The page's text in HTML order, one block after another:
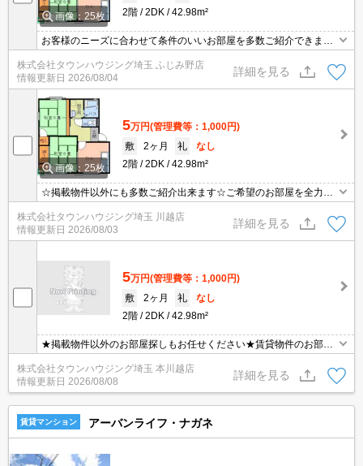
画像：25枚
2階
2DK 42.98m²
お客様のニーズに合わせて条件のいいお部屋を多数ご紹介できます♪
情報数No.1のタウンハウジングまで是非お問い合わせください！
株式会社タウンハウジング埼玉 ふじみ野店
情報更新日 2026/08/04
詳細を見る
画像：25枚
5万円(管理費等：1,000円)
敷
2ヶ月 礼
なし
2階
2DK 42.98m²
☆掲載物件以外にも多数ご紹介出来ます☆ご希望のお部屋を全力で
お探しさせて頂きます♪
株式会社タウンハウジング埼玉 川越店
情報更新日 2026/08/03
詳細を見る
5万円(管理費等：1,000円)
敷
2ヶ月 礼
なし
2階
2DK 42.98m²
★掲載物件以外のお部屋探しもお任せください★賃貸物件のお部屋
探しはタウンハウジングへ★
株式会社タウンハウジング埼玉 本川越店
情報更新日 2026/08/08
詳細を見る
賃貸マンション アーバンライフ・ナガネ